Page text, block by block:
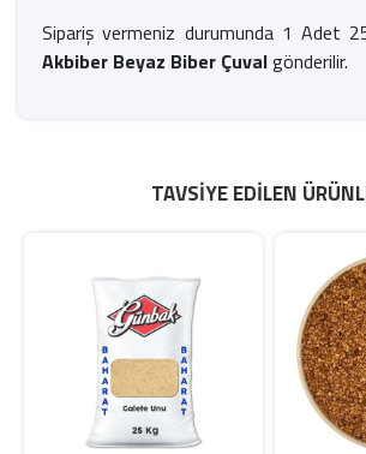
Sipariş vermeniz durumunda 1 Adet
Akbiber Beyaz Biber Çuvalgönderilir.
TAVSIYE EDILEN